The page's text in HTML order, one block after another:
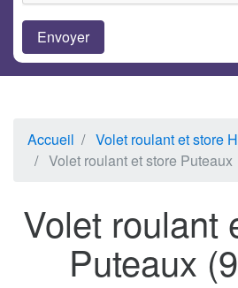
Accueil
Volet roulant et store
Volet roulant et store Puteaux
Volet roulant
Puteaux